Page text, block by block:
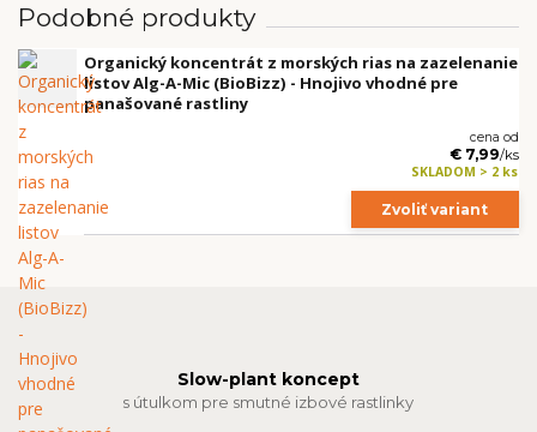
Podobné produkty
Organický koncentrát z morských rias na zazelenanie
listov Alg-A-Mic (BioBizz) - Hnojivo vhodné pre
panašované rastliny
cena od
€ 7,99/ks
SKLADOM > 2 ks
Zvoliť variant
Slow-plant koncept
s útulkom pre smutné izbové rastlinky